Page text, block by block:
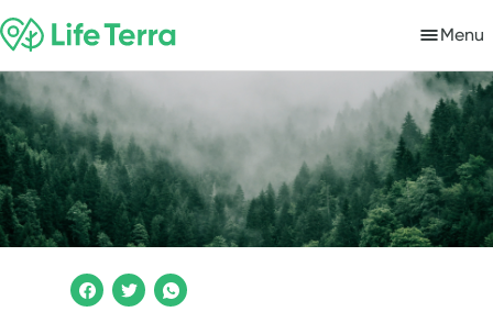
Menu